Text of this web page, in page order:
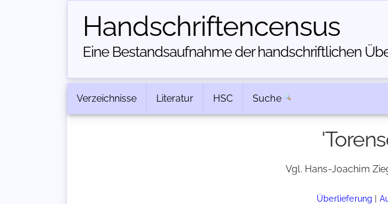
Handschriften­census
Eine Bestandsaufnahme der handschriftlichen
Verzeichnisse Literatur HSC Suche
Vgl. Hans-Joachim
Überlieferung |